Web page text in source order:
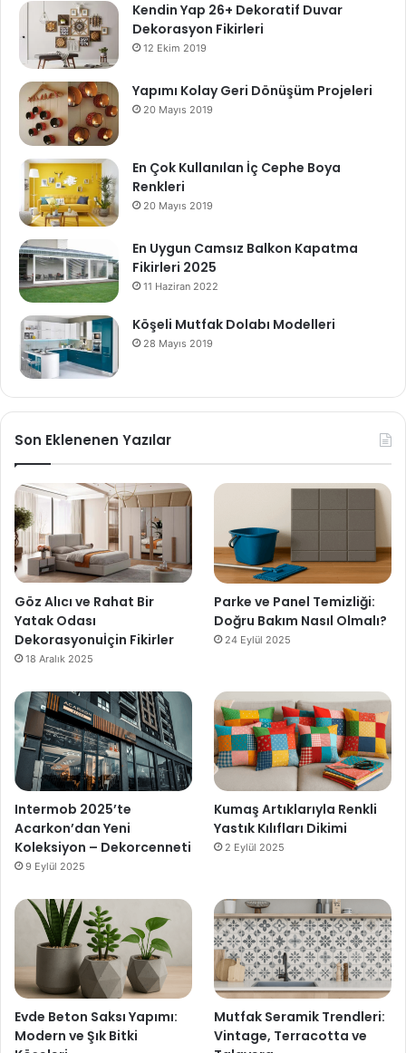
Kendin Yap 26+ Dekoratif Duvar
Dekorasyon Fikirleri
12 Ekim 2019
Yapımı Kolay Geri Dönüşüm Projeleri
20 Mayıs 2019
En Çok Kullanılan İç Cephe Boya
Renkleri
20 Mayıs 2019
En Uygun Camsız Balkon Kapatma
Fikirleri 2025
11 Haziran 2022
Köşeli Mutfak Dolabı Modelleri
28 Mayıs 2019
Son Eklenenen Yazılar
Göz Alıcı ve Rahat Bir
Yatak Odası
Dekorasyonuİçin Fikirler
18 Aralık 2025
Parke ve Panel Temizliği:
Doğru Bakım Nasıl Olmalı?
24 Eylül 2025
Intermob 2025’te
Acarkon’dan Yeni
Koleksiyon – Dekorcenneti
9 Eylül 2025
Kumaş Artıklarıyla Renkli
Yastık Kılıfları Dikimi
2 Eylül 2025
Evde Beton Saksı Yapımı:
Modern ve Şık Bitki
Mutfak Seramik Trendleri:
Vintage, Terracotta ve